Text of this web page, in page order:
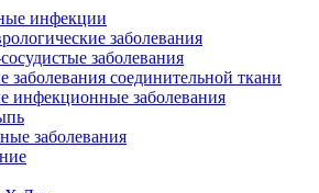
инфекции
заболевания
заболевания
заболевания соединительной ткани
инфекционные заболевания
заболевания